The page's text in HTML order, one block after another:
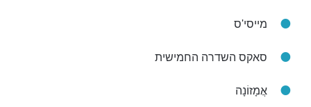
מייסי'ס
סאקס השדרה החמישית
אֲמָזוֹנָה